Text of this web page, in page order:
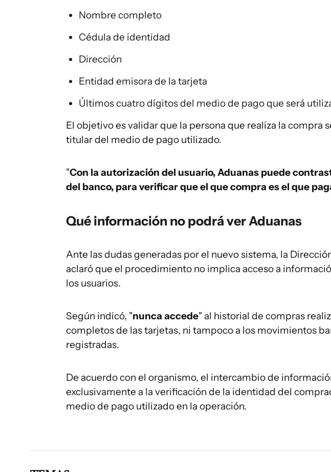
Nombre completo
Cédula de identidad
Dirección
Entidad emisora de la tarjeta
Últimos cuatro dígitos del medio de pago que será
El objetivo es validar que la persona que realiza la compra
titular del medio de pago utilizado.
"Con la autorización del usuario, Aduanas puede
del banco, para verificar que el que compra es el que
Qué información no podrá ver Aduanas
Ante las dudas generadas por el nuevo sistema, la
aclaró que el procedimiento no implica acceso a
los usuarios.
Según indicó, "nunca accede" al historial de compras
completos de las tarjetas, ni tampoco a los movimientos
registradas.
De acuerdo con el organismo, el intercambio de
exclusivamente a la verificación de la identidad del
medio de pago utilizado en la operación.